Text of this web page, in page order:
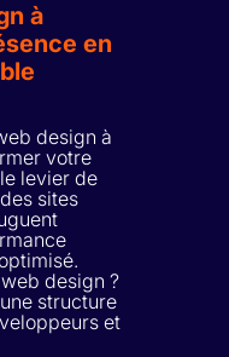
à
en
design à
votre
levier de
sites
web design ?
structure
et